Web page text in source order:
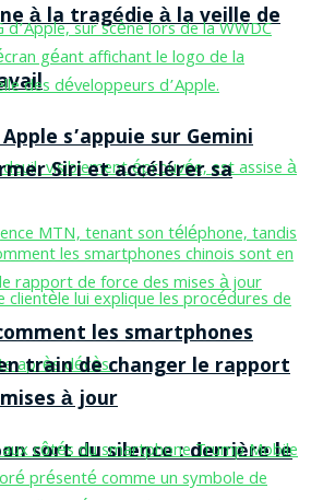
à la tragédie à la veille de
sort du silence : derrière le
Apple s’appuie sur Gemini
Siri et accélérer sa
les smartphones
train de changer le rapport
à jour